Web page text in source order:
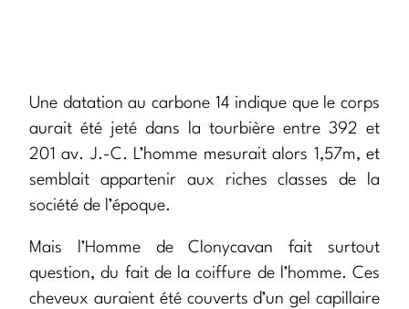
Une datation au carbone 14 indique que le corps
aurait été jeté dans la tourbière entre 392 et
201 av. J.-C. L’homme mesurait alors 1,57m, et
semblait appartenir aux riches classes de la
société de l’époque.
Mais l’Homme de Clonycavan fait surtout
question, du fait de la coiffure de l’homme. Ces
cheveux auraient été couverts d’un gel capillaire